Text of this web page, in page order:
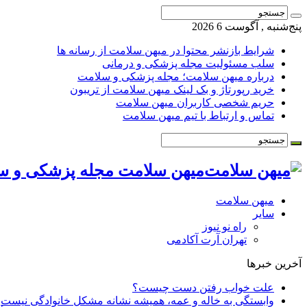
پنج‌شنبه , آگوست 6 2026
شرایط بازنشر محتوا در میهن سلامت از رسانه ها
سلب مسئولیت مجله پزشکی و درمانی
درباره میهن سلامت؛ مجله پزشکی و سلامت
خرید رپورتاژ و بک لینک میهن سلامت از تریبون
حریم شخصی کاربران میهن سلامت
تماس و ارتباط با تیم میهن سلامت
میهن سلامت مجله پزشکی و
میهن سلامت
سایر
راه نو نیوز
تهران آرت آکادمی
آخرین خبرها
علت خواب رفتن دست چیست؟
وابستگی به خاله و عمه، همیشه نشانه مشکل خانوادگی نیست